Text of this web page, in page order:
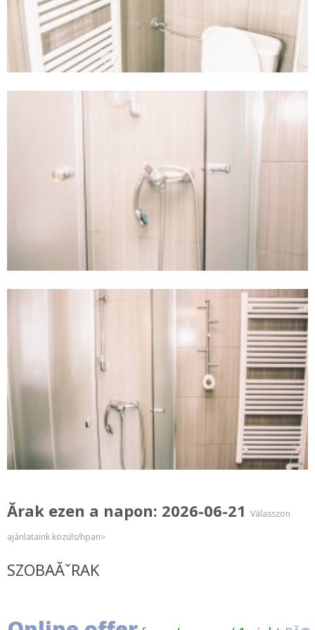
Ărak ezen a napon: 2026-06-21 Válasszon
ajánlataink közüls/hpan>
SZOBAĂˇRAK